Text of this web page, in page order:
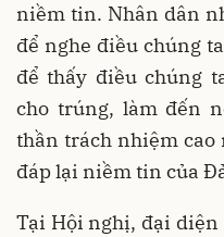
niềm tin. Nhân dân
để nghe điều chúng
để thấy điều chúng
cho trúng, làm đến
thần trách nhiệm cao
đáp lại niềm tin của
Tại Hội nghị, đại